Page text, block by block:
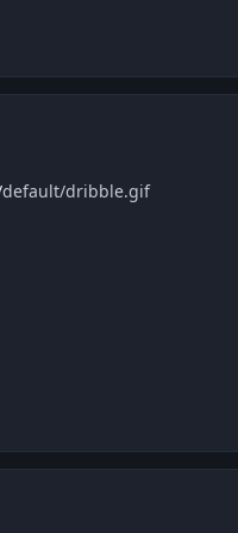
default/dribble.gif